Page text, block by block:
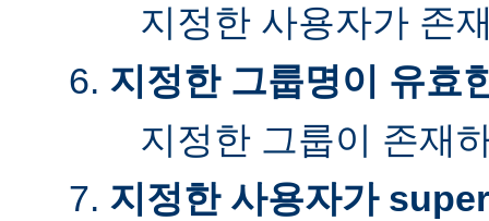
지정한 사용자가 존
지정한 그룹명이 유효
지정한 그룹이 존재
지정한 사용자가